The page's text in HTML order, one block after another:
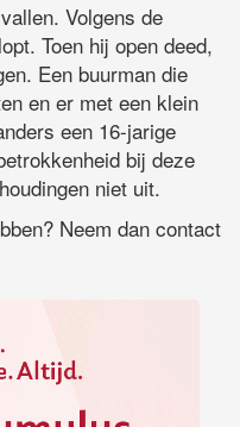
Volgens de
Toen hij open deed,
Een buurman die
en er met een klein
een 16-jarige
bij deze
niet uit.
Neem dan contact